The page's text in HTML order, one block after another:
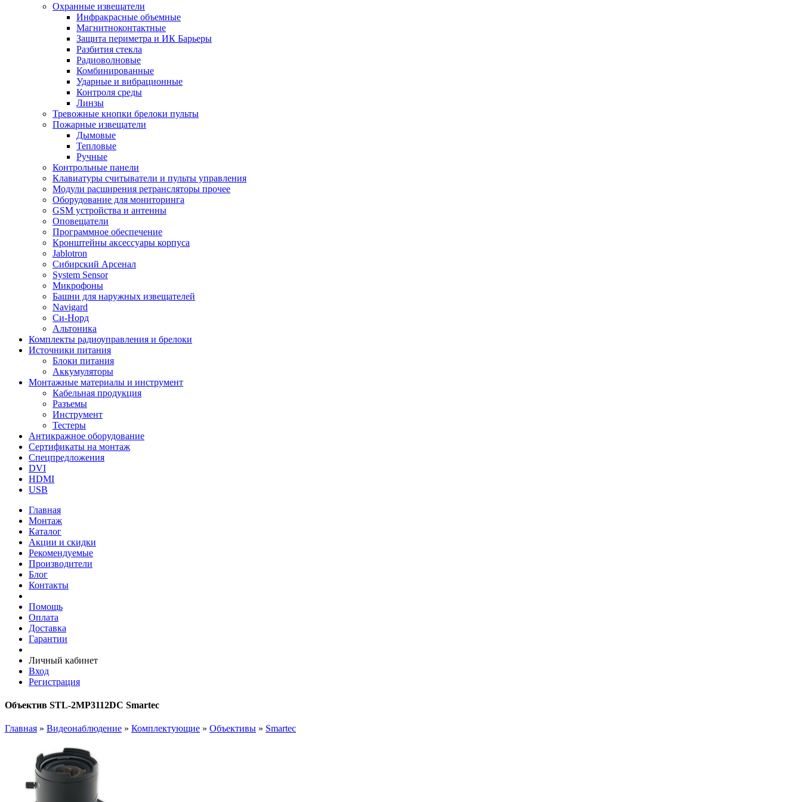
Охранные извещатели
Инфракрасные объемные
Магнитноконтактные
Защита периметра и ИК Барьеры
Разбития стекла
Радиоволновые
Комбинированные
Ударные и вибрационные
Контроля среды
Линзы
Тревожные кнопки брелоки пульты
Пожарные извещатели
Дымовые
Тепловые
Ручные
Контрольные панели
Клавиатуры считыватели и пульты управления
Модули расширения ретрансляторы прочее
Оборудование для мониторинга
GSM устройства и антенны
Оповещатели
Программное обеспечение
Кронштейны аксессуары корпуса
Jablotron
Сибирский Арсенал
System Sensor
Микрофоны
Башни для наружных извещателей
Navigard
Си-Норд
Альтоника
Комплекты радиоуправления и брелоки
Источники питания
Блоки питания
Аккумуляторы
Монтажные материалы и инструмент
Кабельная продукция
Разъемы
Инструмент
Тестеры
Антикражное оборудование
Сертификаты на монтаж
Спецпредложения
DVI
HDMI
USB
Главная
Монтаж
Каталог
Акции и скидки
Рекомендуемые
Производители
Блог
Контакты
Помощь
Оплата
Доставка
Гарантии
Личный кабинет
Вход
Регистрация
Объектив STL-2MP3112DC Smartec
Главная » Видеонаблюдение » Комплектующие » Объективы » Smartec